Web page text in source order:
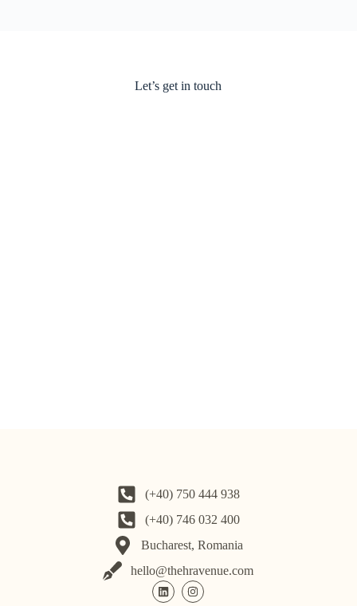
Let’s get in touch
(+40) 750 444 938
(+40) 746 032 400
Bucharest, Romania
hello@thehravenue.com